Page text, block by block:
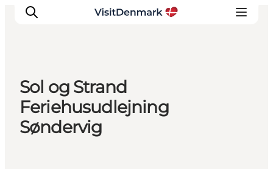
Inspirasjon
Reisemål
Aktiviteter
Sol og Strand
Feriehusudlejning
Søndervig